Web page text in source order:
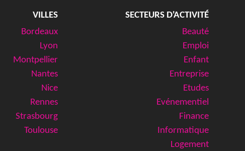
SECTEURS D'ACTIVITÉ
Beauté
Emploi
Enfant
Entreprise
Etudes
Evénementiel
Finance
Informatique
Logement
VILLES
Bordeaux
Lyon
Montpellier
Nantes
Nice
Rennes
Strasbourg
Toulouse